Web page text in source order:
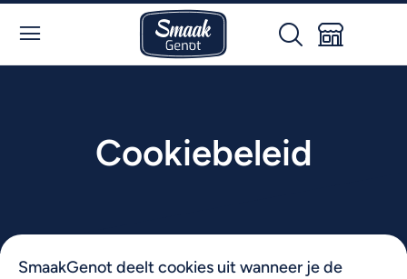
Cookiebeleid
SmaakGenot deelt cookies uit wanneer je de